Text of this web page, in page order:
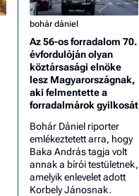
bohár dániel
Az 56-os forradalom 70.
évfordulóján olyan
köztársasági elnöke
lesz Magyarországnak,
aki felmentette a
forradalmárok gyilkosát
Bohár Dániel riporter
emlékeztetett arra, hogy
Baka András tagja volt
annak a bírói testületnek,
amelyik enlevelet adott
Korbely Jánosnak.